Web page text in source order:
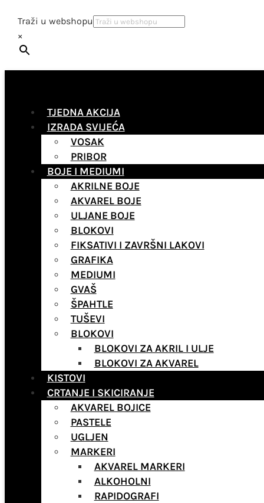
Traži u webshopu
×
TJEDNA AKCIJA
IZRADA SVIJEĆA
VOSAK
PRIBOR
BOJE I MEDIUMI
AKRILNE BOJE
AKVAREL BOJE
ULJANE BOJE
BLOKOVI
FIKSATIVI I ZAVRŠNI LAKOVI
GRAFIKA
MEDIUMI
GVAŠ
ŠPAHTLE
TUŠEVI
BLOKOVI
BLOKOVI ZA AKRIL I ULJE
BLOKOVI ZA AKVAREL
KISTOVI
CRTANJE I SKICIRANJE
AKVAREL BOJICE
PASTELE
UGLJEN
MARKERI
AKVAREL MARKERI
ALKOHOLNI
RAPIDOGRAFI